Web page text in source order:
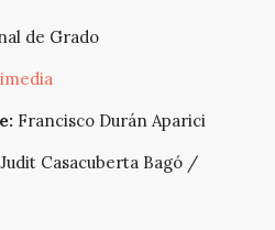
de Grado
Francisco Durán Aparici
Judit Casacuberta Bagó /